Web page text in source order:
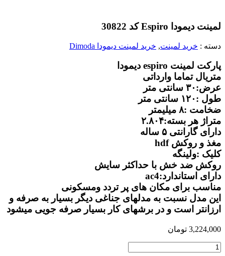
لمینت دیمودا Espiro کد 30822
دسته : خرید لمینت, خرید لمینت دیمودا Dimoda
پارکت لمینت espiro دیمودا
متریال تماما وارداتی
عرض:۳۰ سانتی متر
طول :۱۲۰ سانتی متر
ضخامت :۸ میلیمتر
متراژ هر بسته:۲.۸۰۴
دارای گارانتی ۵ ساله
مغذ و روکش hdf
کلیک :ولینگه
روکش ضد خش با حداکثر سایش
دارای استاندارد:ac4
مناسب برای مکان های پر تردد ومسکونی
این مدل نسبت به مدلهای جناغی دیگر بسیار به صرفه و
ارزانتر است و در برشهای کار بسیار صرفه جویی میشود
3,224,000 تومان
لمینت